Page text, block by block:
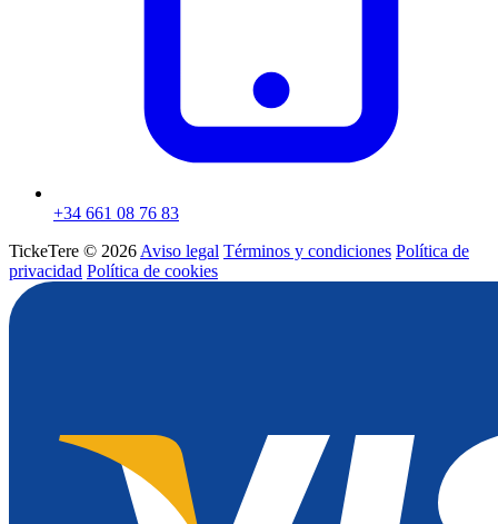
+34 661 08 76 83
TickeTere © 2026Aviso legal Términos y condiciones Política de
privacidad Política de cookies